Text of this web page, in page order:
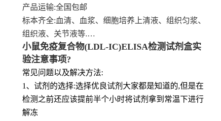
产品运输:全国包邮
标本齐全:血清、血浆、细胞培养上清液、组织匀浆、
组织液、关节液等.…
小鼠免疫复合物(LDL-IC)ELISA检测试剂盒实
验注意事项?
常见问题以及解决方法:
1、试剂的选择:选择优良试剂大家都是知道的,但是在
检测之前还应该提前半个小时将试剂拿到常温下进行
解冻